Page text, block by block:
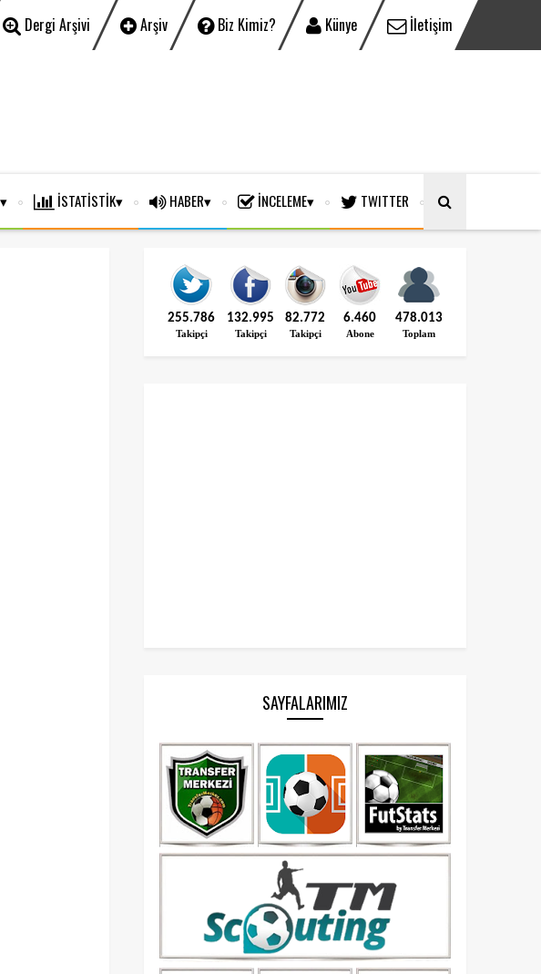
Dergi Arşivi Arşiv Biz Kimiz? Künye İletişim
İSTATİSTİK HABER İNCELEME TWITTER
255.786
Takipçi
132.995
Takipçi
82.772
Takipçi
6.460
Abone
478.013
Toplam
SAYFALARIMIZ